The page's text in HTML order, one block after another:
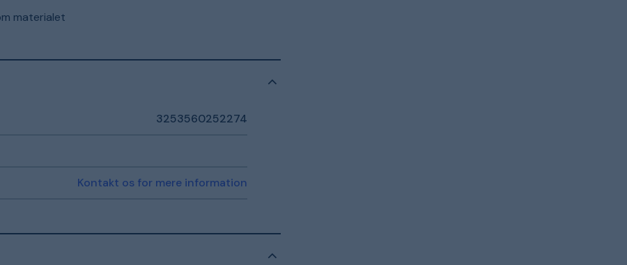
materialet
3253560252274
Kontakt os for mere information